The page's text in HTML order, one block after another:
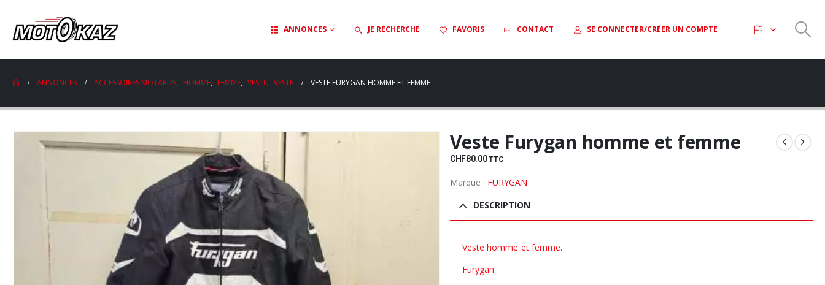
ANNONCES JE RECHERCHE FAVORIS CONTACT SE CONNECTER/CRÉER UN COMPTE
ANNONCES ACCESSOIRES MOTARDS, HOMME, FEMME, VESTE, VESTE VESTE FURYGAN HOMME ET FEMME
Veste Furygan homme et femme
CHF80.00TTC
Marque : FURYGAN
DESCRIPTION
Veste homme et femme.
Furygan.